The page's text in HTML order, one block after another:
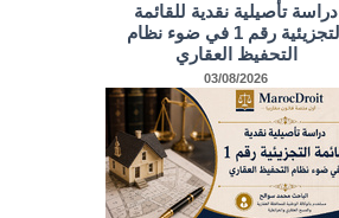
دراسة تأصيلية نقدية للقائمة
التجزيئية رقم 1 في ضوء نظام
التحفيظ العقاري
03/08/2026